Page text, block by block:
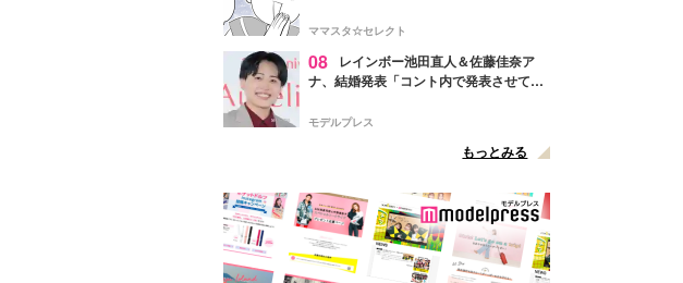
ママスタ☆セレクト
08
レインボー池田直人＆佐藤佳奈ア
ナ、結婚発表「コント内で発表させてい
点変更のため
モデルプレス
もっとみる